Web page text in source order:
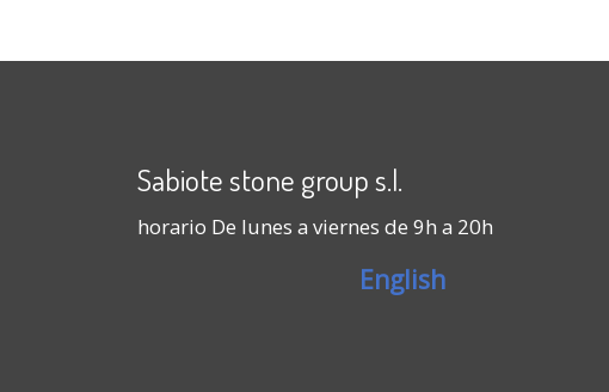
Sabiote stone group s.l.
horario De lunes a viernes de 9h a 20h
English